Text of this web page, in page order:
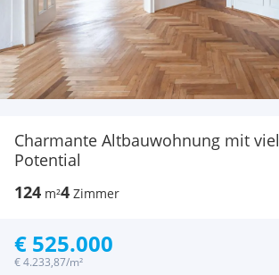
Charmante Altbauwohnung mit viel
Potential
124 m²4 Zimmer
€ 525.000
€ 4.233,87/m²